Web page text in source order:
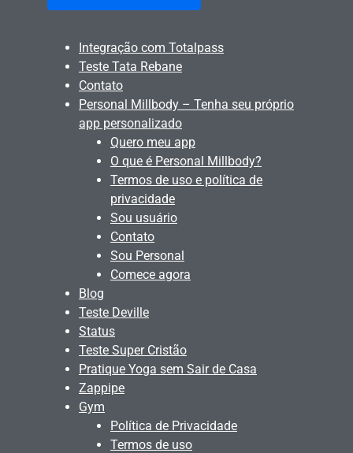
Integração com Totalpass
Teste Tata Rebane
Contato
Personal Millbody – Tenha seu próprio
app personalizado
Quero meu app
O que é Personal Millbody?
Termos de uso e política de
privacidade
Sou usuário
Contato
Sou Personal
Comece agora
Blog
Teste Deville
Status
Teste Super Cristão
Pratique Yoga sem Sair de Casa
Zappipe
Gym
Política de Privacidade
Termos de uso